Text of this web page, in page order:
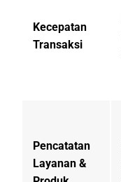
Kecepatan
Transaksi
Pencatatan
Layanan &